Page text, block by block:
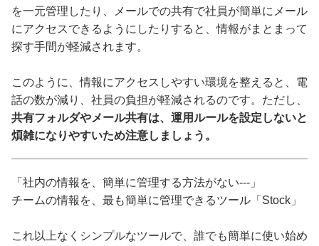
を一元管理したり、メールでの共有で社員が簡単にメール
にアクセスできるようにしたりすると、情報がまとまって
探す手間が軽減されます。
このように、情報にアクセスしやすい環境を整えると、電
話の数が減り、社員の負担が軽減されるのです。ただし、
共有フォルダやメール共有は、運用ルールを設定しないと
煩雑になりやすいため注意しましょう。
「社内の情報を、簡単に管理する方法がない---」
チームの情報を、最も簡単に管理できるツール「Stock」
これ以上なくシンプルなツールで、誰でも簡単に使い始め